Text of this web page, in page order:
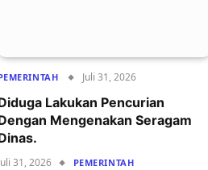
Juli 31, 2026
Lakukan Pencurian
Mengenakan Seragam
31, 2026 PEMERINTAH